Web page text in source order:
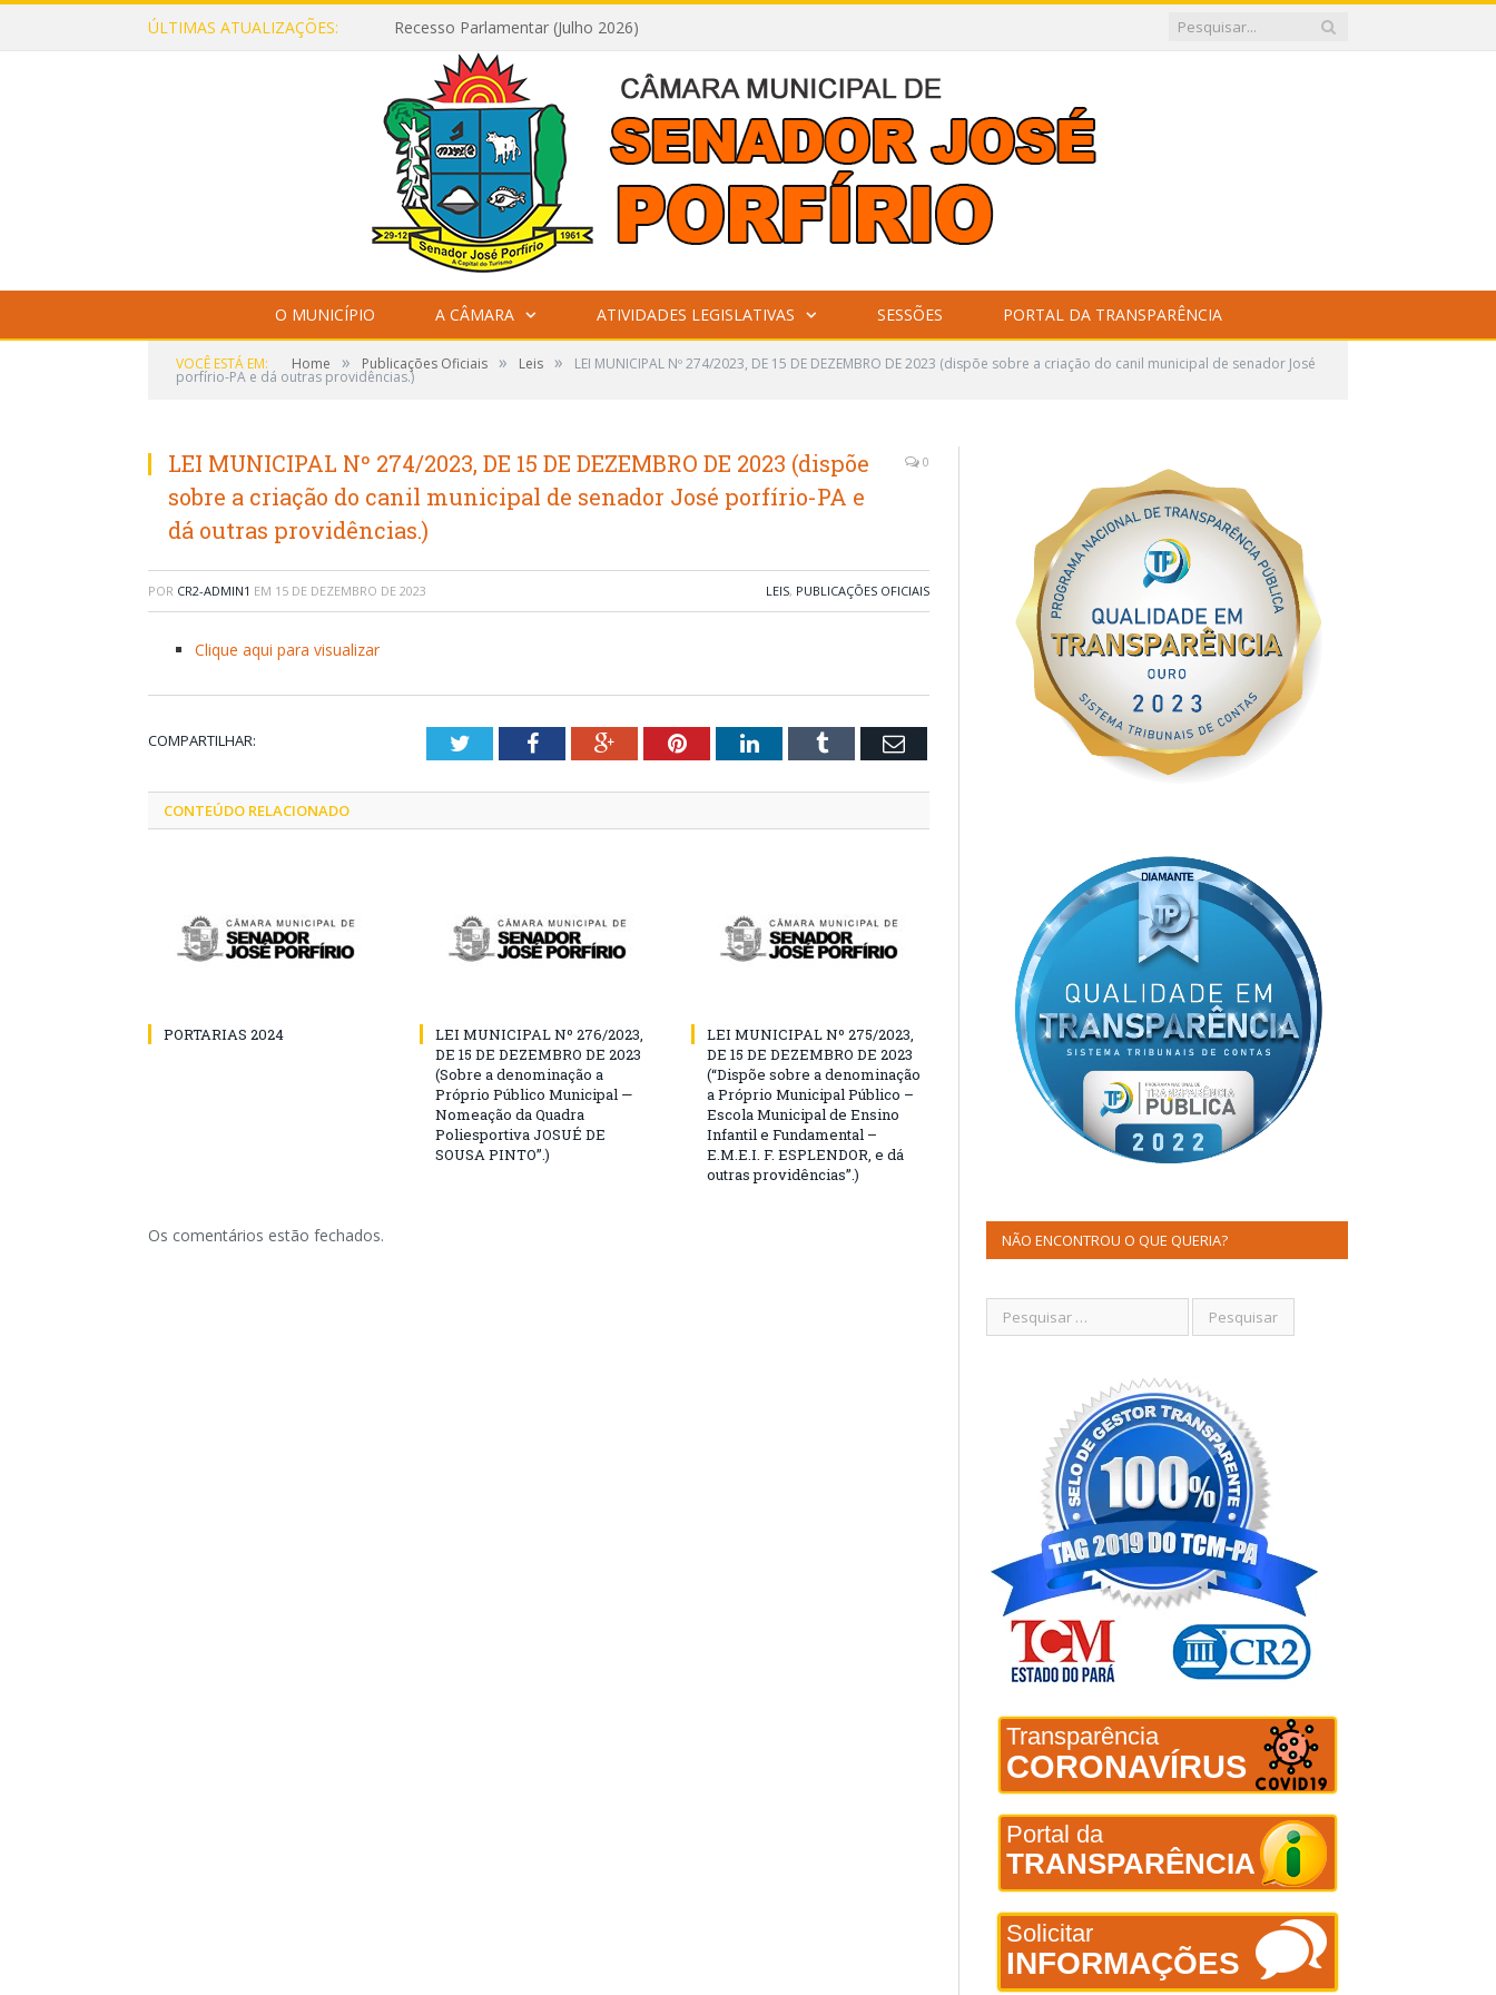
ÚLTIMAS ATUALIZAÇÕES: Recesso Parlamentar (Julho 2026)
O MUNICÍPIO A CÂMARA ATIVIDADES LEGISLATIVAS SESSÕES PORTAL DA TRANSPARÊNCIA
VOCÊ ESTÁ EM: Home » Publicações Oficiais » Leis » LEI MUNICIPAL Nº 274/2023, DE 15 DE DEZEMBRO DE 2023 (dispõe sobre a criação do canil municipal de senador José
porfírio-PA e dá outras providências.)
LEI MUNICIPAL Nº 274/2023, DE 15 DE DEZEMBRO DE 2023 (dispõe
sobre a criação do canil municipal de senador José porfírio-PA e
dá outras providências.)
0
POR CR2-ADMIN1 EM 15 DE DEZEMBRO DE 2023 LEIS, PUBLICAÇÕES OFICIAIS
Clique aqui para visualizar
COMPARTILHAR: TwitterFacebookGoogle+PinterestLinkedInTumblr Email
CONTEÚDO RELACIONADO
PORTARIAS 2024
LEI MUNICIPAL Nº 276/2023,
DE 15 DE DEZEMBRO DE 2023
(Sobre a denominação a
Próprio Público Municipal —
Nomeação da Quadra
Poliesportiva JOSUÉ DE
SOUSA PINTO”.)
LEI MUNICIPAL Nº 275/2023,
DE 15 DE DEZEMBRO DE 2023
(“Dispõe sobre a denominação
a Próprio Municipal Público –
Escola Municipal de Ensino
Infantil e Fundamental –
E.M.E.I. F. ESPLENDOR, e dá
outras providências”.)
Os comentários estão fechados. NÃO ENCONTROU O QUE QUERIA?
Transparência
CORONAVÍRUS
Portal da
TRANSPARÊNCIA
Solicitar
INFORMAÇÕES